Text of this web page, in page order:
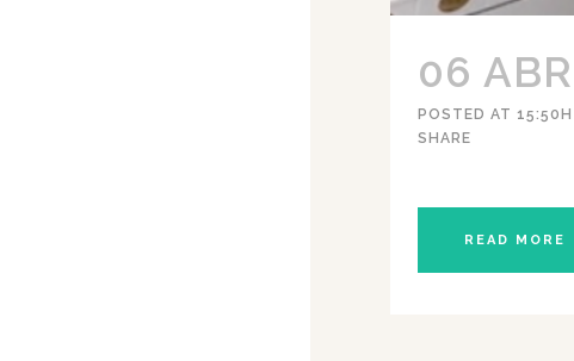
06 ABR
POSTED AT 15:50H
SHARE
READ MORE